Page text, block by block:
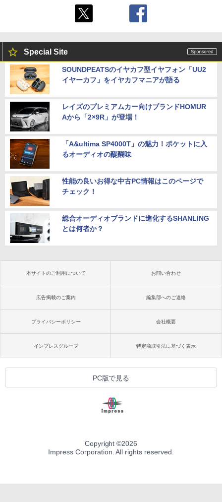
Special Site
SOUNDPEATSのイヤカフ型イヤフォン「UU2
イヤーカフ」をイヤカフマニアが語る
レイズのプレミアムカー向けブランドHOMUR
Aから「2×9R」が登場！
「A&ultima SP4000T」の魅力！ポケットに入
るオーディオの醍醐味
性能の良いお得な中古PC情報はこのページで
チェック！
総合オーディオブランドに進化するSHANLING
とは何者か？
本サイトのご利用について お問い合わせ
広告掲載のご案内 編集部へのご連絡
プライバシーポリシー 会社概要
インプレスグループ 特定商取引法に基づく表示
PC版で見る
Copyright ©2026
Impress Corporation. All rights reserved.